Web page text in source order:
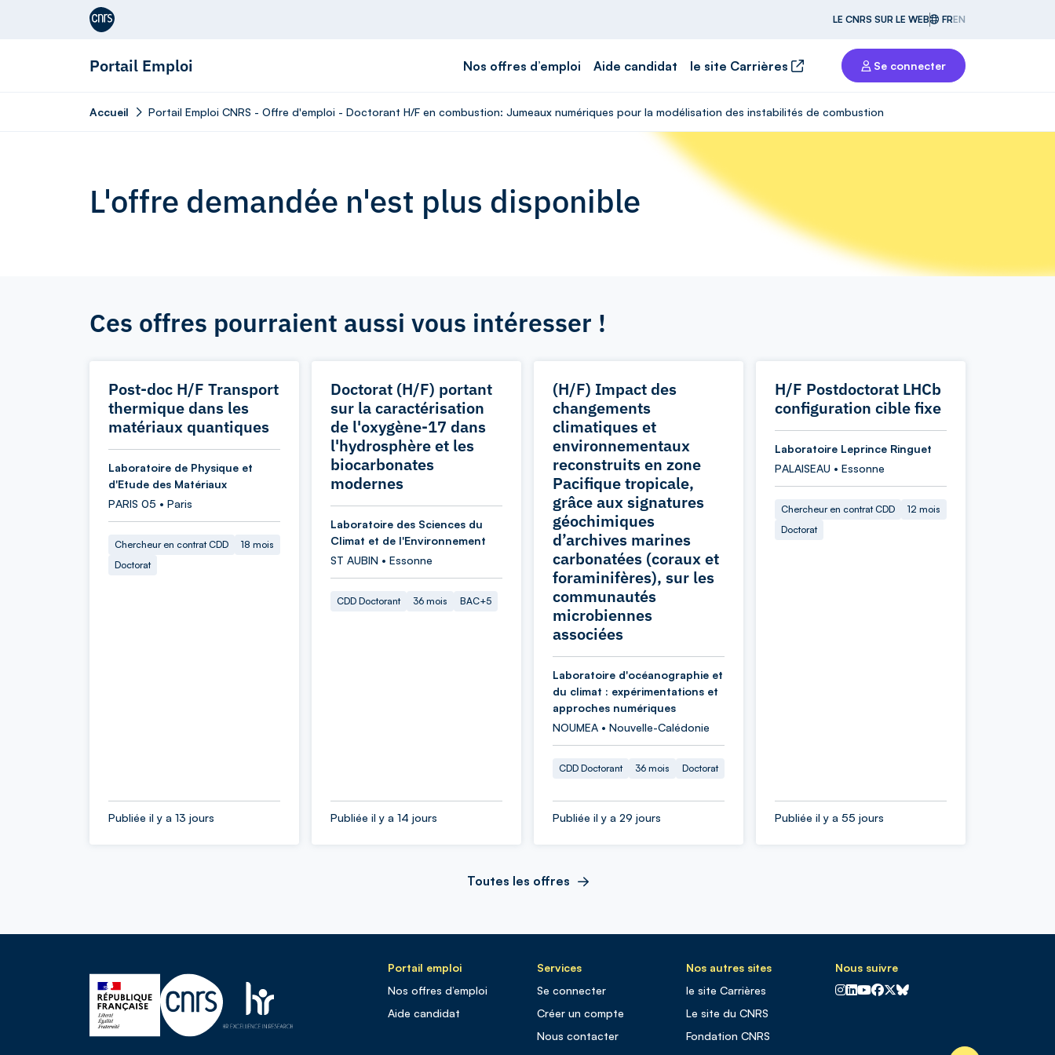
Aller au contenu
LE CNRS SUR LE WEB FREN
Portail Emploi Nos offres d’emploi Aide candidat le site Carrières Se connecter
Accueil Portail Emploi CNRS - Offre d'emploi - Doctorant H/F en combustion: Jumeaux numériques pour la modélisation des instabilités de combustion
L'offre demandée n'est plus disponible
Ces offres pourraient aussi vous intéresser !
Post-doc H/F Transport
thermique dans les
matériaux quantiques
Laboratoire de Physique et
d'Etude des Matériaux
PARIS 05 • Paris
Chercheur en contrat CDD
18 mois
Doctorat
Publiée il y a 13 jours
Doctorat (H/F) portant
sur la caractérisation
de l'oxygène-17 dans
l'hydrosphère et les
biocarbonates
modernes
Laboratoire des Sciences du
Climat et de l'Environnement
ST AUBIN • Essonne
CDD Doctorant 36 mois BAC+5
Publiée il y a 14 jours
(H/F) Impact des
changements
climatiques et
environnementaux
reconstruits en zone
Pacifique tropicale,
grâce aux signatures
géochimiques
d’archives marines
carbonatées (coraux et
foraminifères), sur les
communautés
microbiennes
associées
Laboratoire d'océanographie et
du climat : expérimentations et
approches numériques
NOUMEA • Nouvelle-Calédonie
CDD Doctorant 36 mois Doctorat
Publiée il y a 29 jours
H/F Postdoctorat LHCb
configuration cible fixe
Laboratoire Leprince Ringuet
PALAISEAU • Essonne
Chercheur en contrat CDD
12 mois
Doctorat
Publiée il y a 55 jours
Toutes les offres
Portail emploi
Nos offres d’emploi
Aide candidat
Services
Se connecter
Créer un compte
Nous contacter
Nos autres sites
le site Carrières
Le site du CNRS
Fondation CNRS
Nous suivre
CNRS sur Instagram
CNRS sur Linkedin
CNRS sur Youtube
CNRS sur Facebook
CNRS sur X
CNRS sur Blus sky